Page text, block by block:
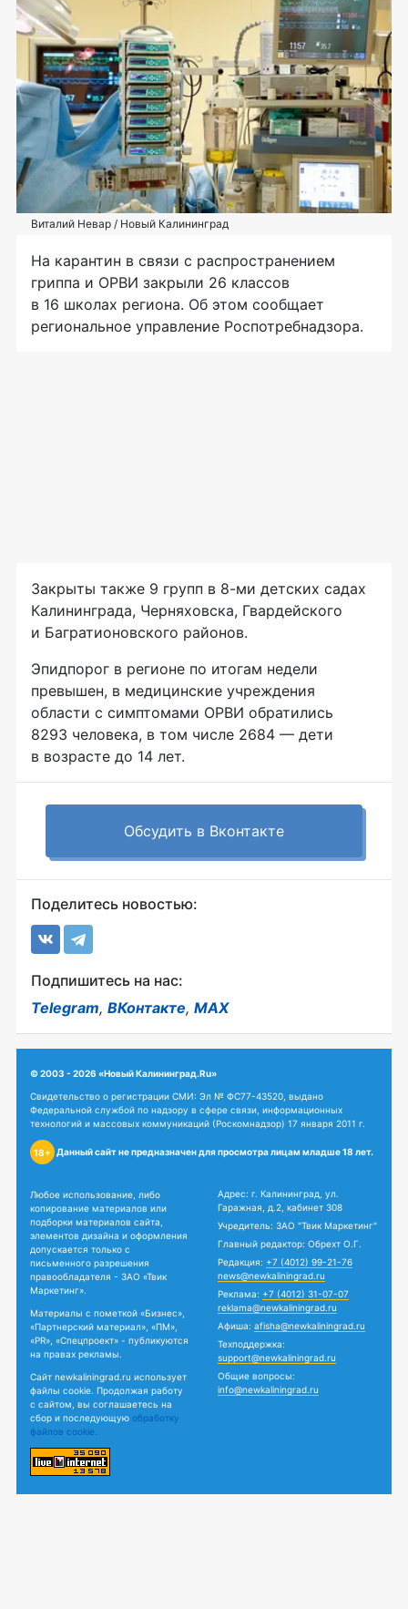
Виталий Невар / Новый Калининград
На карантин в связи с распространением
гриппа и ОРВИ закрыли 26 классов
в 16 школах региона. Об этом сообщает
региональное управление Роспотребнадзора.
Закрыты также 9 групп в 8-ми детских садах
Калининграда, Черняховска, Гвардейского
и Багратионовского районов.
Эпидпорог в регионе по итогам недели
превышен, в медицинские учреждения
области с симптомами ОРВИ обратились
8293 человека, в том числе 2684 — дети
в возрасте до 14 лет.
Обсудить в Вконтакте
Поделитесь новостью:
Подпишитесь на нас:
Telegram, ВКонтакте, MAX
© 2003 - 2026 «Новый Калининград.Ru»
Свидетельство о регистрации СМИ: Эл № ФС77-43520, выдано
Федеральной службой по надзору в сфере связи, информационных
технологий и массовых коммуникаций (Роскомнадзор) 17 января 2011 г.
18+ Данный сайт не предназначен для просмотра лицам младше 18 лет.
Любое использование, либо
копирование материалов или
подборки материалов сайта,
элементов дизайна и оформления
допускается только с
письменного разрешения
правообладателя - ЗАО «Твик
Маркетинг».
Материалы с пометкой «Бизнес»,
«Партнерский материал», «ПМ»,
«PR», «Спецпроект» - публикуются
на правах рекламы.
Сайт newkaliningrad.ru использует
файлы cookie. Продолжая работу
с сайтом, вы соглашаетесь на
сбор и последующую обработку
файлов cookie.
Адрес: г. Калининград, ул.
Гаражная, д.2, кабинет 308
Учредитель: ЗАО "Твик Маркетинг"
Главный редактор: Обрехт О.Г.
Редакция: +7 (4012) 99-21-76
news@newkaliningrad.ru
Реклама: +7 (4012) 31-07-07
reklama@newkaliningrad.ru
Афиша: afisha@newkaliningrad.ru
Техподдержка:
support@newkaliningrad.ru
Общие вопросы:
info@newkaliningrad.ru